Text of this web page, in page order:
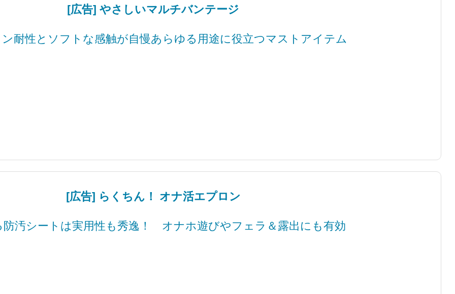
[広告] やさしいマルチバンテージ
耐性とソフトな感触が自慢あらゆる用途に役立つマストアイテム
[広告] らくちん！ オナ活エプロン
防汚シートは実用性も秀逸！ オナホ遊びやフェラ＆露出にも有効